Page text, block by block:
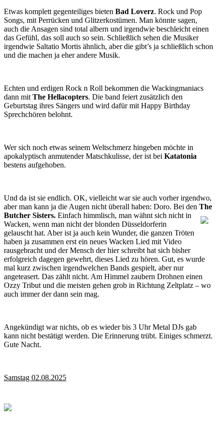
Etwas komplett gegenteiliges bieten Bad Loverz. Rock und Pop
Songs, mit Perrücken und Glitzerkostümen. Man könnte sagen,
auch die Ansagen sind total albern und irgendwie beschleicht einen
das Gefühl, das soll auch so sein. Schließlich sehen die Musiker
irgendwie Saltatio Mortis ähnlich, aber die gibt’s ja schließlich schon
und die machen ja eher andere Musik.
Echten und erdigen Rock n Roll bekommen die Wackingmaniacs
dann mit The Hellacopters. Die band feiert zusätzlich den
Geburtstag ihres Sängers und wird dafür mit Happy Birthday
Sprechchören belohnt.
Wer sich noch etwas seinem Weltschmerz hingeben möchte in
apokalyptisch anmutender Matschkulisse, der ist bei Katatonia
bestens aufgehoben.
Und da ist sie endlich. OK, vielleicht war sie auch vorher irgendwo,
aber man kann ja die Augen nicht überall haben: Doro. Bei den The
Butcher Sisters. Einfach himmlisch, man wähnt sich nicht in
Wacken, wenn man nicht der blonden Düsseldorferin
gelauscht hat. Aber ist ja auch kein Wunder, die ganzen Tröten
haben ja zusammen erst ein neues Wacken Lied mit Video
rausgebracht und der Mensch der hier schreibt hat sich bisher
erfolgreich dagegen gewehrt, dieses Lied zu hören. Gut, es wurde
mal kurz zwischen irgendwelchen Bands gespielt, aber nur
angeteasert. Das zählt nicht. Am Himmel zaubern Drohnen einen
Ozzy Tribut und die meisten gehen grob in Richtung Zeltplatz – wo
auch immer der dann sein mag.
Angekündigt war nichts, ob es wieder bis 3 Uhr Metal DJs gab
kann nicht bestätigt werden. Die Erinnerung trübt. Einiges schmerzt.
Gute Nacht.
Samstag 02.08.2025